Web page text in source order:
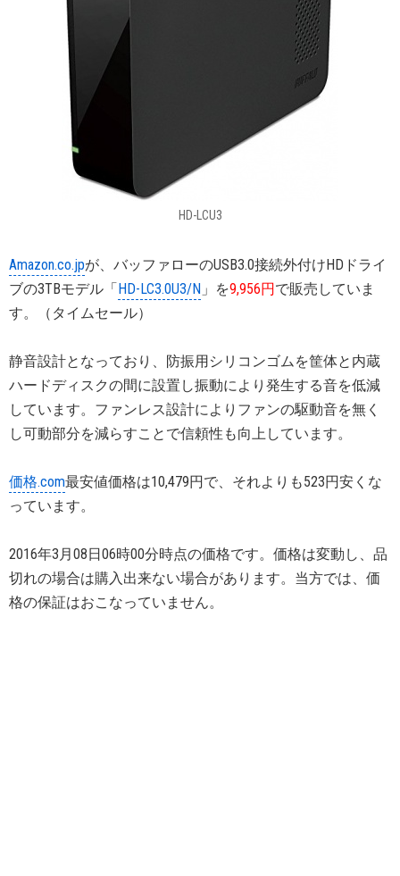
HD-LCU3
Amazon.co.jpが、バッファローのUSB3.0接続外付けHDドライ
ブの3TBモデル「HD-LC3.0U3/N 」を9,956円で販売していま
す。（タイムセール）
静音設計となっており、防振用シリコンゴムを筐体と内蔵
ハードディスクの間に設置し振動により発生する音を低減
しています。ファンレス設計によりファンの駆動音を無く
し可動部分を減らすことで信頼性も向上しています。
価格.com最安値価格は10,479円で、それよりも523円安くな
っています。
2016年3月08日06時00分時点の価格です。価格は変動し、品
切れの場合は購入出来ない場合があります。当方では、価
格の保証はおこなっていません。